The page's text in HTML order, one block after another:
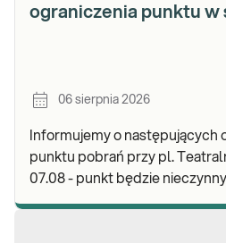
ograniczenia punktu w
06 sierpnia 2026
Informujemy o następujących
punktu pobrań przy pl. Teatralny
07.08 - punkt będzie nieczynny. Zapraszamy